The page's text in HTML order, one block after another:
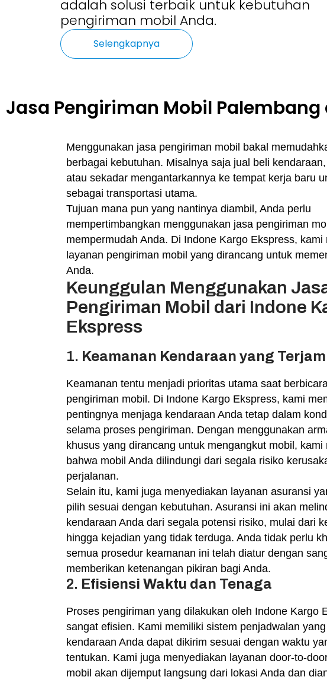
adalah solusi terbaik untuk kebutuhan
pengiriman mobil Anda.
Selengkapnya
Jasa Pengiriman Mobil Palembang
Menggunakan jasa pengiriman mobil bakal
berbagai kebutuhan. Misalnya saja jual beli
atau sekadar mengantarkannya ke tempat kerja baru
sebagai transportasi utama.
Tujuan mana pun yang nantinya diambil, Anda perlu
mempertimbangkan menggunakan jasa pengiriman
mempermudah Anda. Di Indone Kargo Ekspress, kami
layanan pengiriman mobil yang dirancang untuk
Anda.
Keunggulan Menggunakan
Pengiriman Mobil dari Indone
Ekspress
1. Keamanan Kendaraan yang
Keamanan tentu menjadi prioritas utama saat
pengiriman mobil. Di Indone Kargo Ekspress, kami
pentingnya menjaga kendaraan Anda tetap dalam
selama proses pengiriman. Dengan menggunakan
khusus yang dirancang untuk mengangkut mobil, kami
bahwa mobil Anda dilindungi dari segala risiko
perjalanan.
Selain itu, kami juga menyediakan layanan asuransi
pilih sesuai dengan kebutuhan. Asuransi ini akan
kendaraan Anda dari segala potensi risiko, mulai dari
hingga kejadian yang tidak terduga. Anda tidak perlu
semua prosedur keamanan ini telah diatur dengan
memberikan ketenangan pikiran bagi Anda.
2. Efisiensi Waktu dan Tenaga
Proses pengiriman yang dilakukan oleh Indone Kargo
sangat efisien. Kami memiliki sistem penjadwalan
kendaraan Anda dapat dikirim sesuai dengan waktu
tentukan. Kami juga menyediakan layanan door-to-
mobil akan dijemput langsung dari lokasi Anda dan